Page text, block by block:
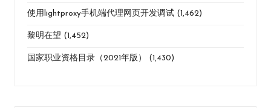
使用lightproxy手机端代理网页开发调试 (1,462)
黎明在望 (1,452)
国家职业资格目录（2021年版） (1,430)